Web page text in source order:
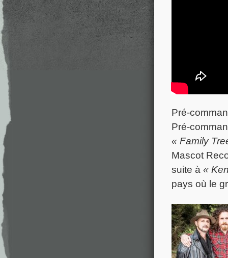
Pré-
Pré-
« Family
Mascot
suite à «
pays où le